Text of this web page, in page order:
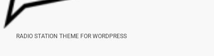
RADIO STATION THEME FOR WORDPRESS